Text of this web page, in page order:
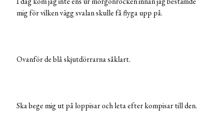
mig för vilken vägg svalan skulle få flyga upp på.
Ovanför de blå skjutdörrarna såklart.
Ska bege mig ut på loppisar och leta efter kompisar till den.